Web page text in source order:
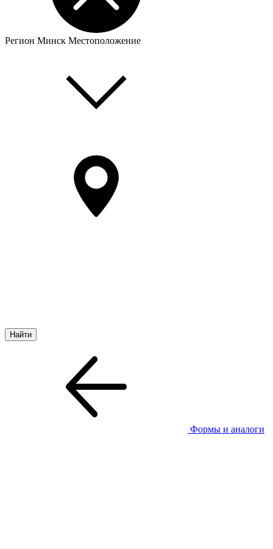
Регион Минск Местоположение
Формы и аналоги